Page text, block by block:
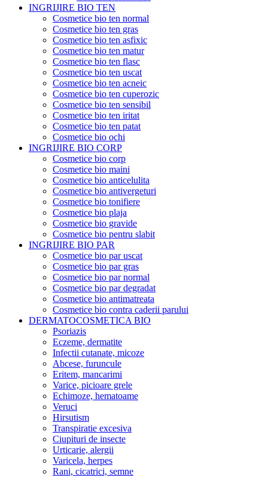
INGRIJIRE BIO TEN
Cosmetice bio ten normal
Cosmetice bio ten gras
Cosmetice bio ten asfixic
Cosmetice bio ten matur
Cosmetice bio ten flasc
Cosmetice bio ten uscat
Cosmetice bio ten acneic
Cosmetice bio ten cuperozic
Cosmetice bio ten sensibil
Cosmetice bio ten iritat
Cosmetice bio ten patat
Cosmetice bio ochi
INGRIJIRE BIO CORP
Cosmetice bio corp
Cosmetice bio maini
Cosmetice bio anticelulita
Cosmetice bio antivergeturi
Cosmetice bio tonifiere
Cosmetice bio plaja
Cosmetice bio gravide
Cosmetice bio pentru slabit
INGRIJIRE BIO PAR
Cosmetice bio par uscat
Cosmetice bio par gras
Cosmetice bio par normal
Cosmetice bio par degradat
Cosmetice bio antimatreata
Cosmetice bio contra caderii parului
DERMATOCOSMETICA BIO
Psoriazis
Eczeme, dermatite
Infectii cutanate, micoze
Abcese, furuncule
Eritem, mancarimi
Varice, picioare grele
Echimoze, hematoame
Veruci
Hirsutism
Transpiratie excesiva
Ciupituri de insecte
Urticarie, alergii
Varicela, herpes
Rani, cicatrici, semne